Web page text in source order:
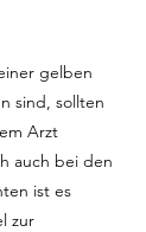
gelben
sind, sollten
Arzt
auch bei den
ist es
zur